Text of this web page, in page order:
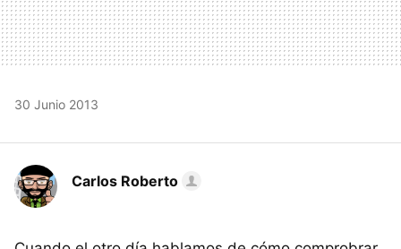
30 Junio 2013
Carlos Roberto